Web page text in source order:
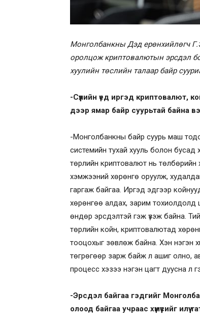
Монголбанкны Дэд ерөнхийлөгч
оролцож криптовалютын эрсдэл
хуулийн төслийн талаар байр
-Сүүлийн үед иргэд криптовалют,
дээр ямар байр суурьтай байна
-Монголбанкны байр суурь маш
системийн тухай хууль болон бусад
төрлийн криптовалют нь төлбөрийн
хэмжээний хөрөнгө оруулж,
гаргаж байгаа. Иргэд эдгээр
хөрөнгөө алдах, зарим тохиолдолд
өндөр эрсдэлтэй гэж үзэж байна.
төрлийн койн, криптовалютад
тооцохыг зөвлөж байна. Хэн нэгэн
төгрөгөөр зарж байж л ашиг олно,
процесс хэзээ нэгэн цагт дуусна л
-Эрсдэл байгаа гэдгийг
олоод байгаа учраас хүмүүсийг